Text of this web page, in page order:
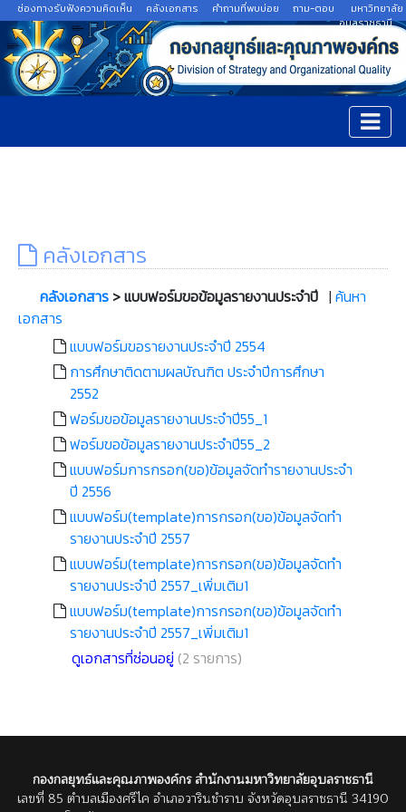
ช่องทางรับฟังความคิดเห็น คลังเอกสาร คำถามที่พบบ่อย ถาม-ตอบ
มหาวิทยาลัย
อุบลราชธานี
คลังเอกสาร
คลังเอกสาร > แบบฟอร์มขอข้อมูลรายงานประจำปี | ค้นหา
เอกสาร
แบบฟอร์มขอรายงานประจำปี 2554
การศึกษาติดตามผลบัณฑิต ประจำปีการศึกษา
2552
ฟอร์มขอข้อมูลรายงานประจำปี55_1
ฟอร์มขอข้อมูลรายงานประจำปี55_2
แบบฟอร์มการกรอก(ขอ)ข้อมูลจัดทำรายงานประจำ
ปี 2556
แบบฟอร์ม(template)การกรอก(ขอ)ข้อมูลจัดทำ
รายงานประจำปี 2557
แบบฟอร์ม(template)การกรอก(ขอ)ข้อมูลจัดทำ
รายงานประจำปี 2557_เพิ่มเติม1
แบบฟอร์ม(template)การกรอก(ขอ)ข้อมูลจัดทำ
รายงานประจำปี 2557_เพิ่มเติม1
ดูเอกสารที่ซ่อนอยู่ (2 รายการ)
กองกลยุทธ์และคุณภาพองค์กร สำนักงานมหาวิทยาลัยอุบลราชธานี
เลขที่ 85 ตำบลเมืองศรีไค อำเภอวารินชำราบ จังหวัดอุบลราชธานี 34190